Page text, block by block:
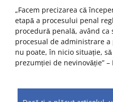
„Facem precizarea că
etapă a procesului penal
procedură penală, având ca
procesual de administrare
nu poate, în nicio situație,
prezumției de nevinovăție” –